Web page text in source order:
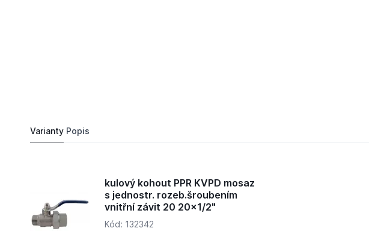
Varianty Popis
kulový kohout PPR KVPD mosaz
s jednostr. rozeb.šroubením
vnitřní závit 20 20x1/2"
Kód: 132342